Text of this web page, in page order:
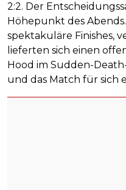
2:2. Der
Höhepunkt des
spektakuläre Finishes,
lieferten sich einen
Hood im Sudden-
und das Match für sich